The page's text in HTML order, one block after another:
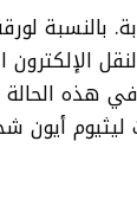
بالنسبة
هذه الحالة
ليثيوم أيون